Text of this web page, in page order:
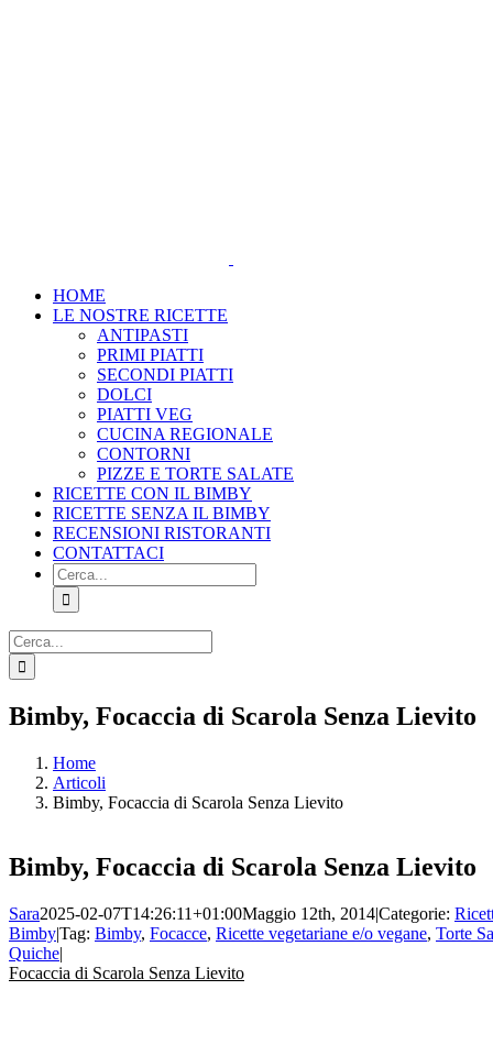
HOME
LE NOSTRE RICETTE
ANTIPASTI
PRIMI PIATTI
SECONDI PIATTI
DOLCI
PIATTI VEG
CUCINA REGIONALE
CONTORNI
PIZZE E TORTE SALATE
RICETTE CON IL BIMBY
RICETTE SENZA IL BIMBY
RECENSIONI RISTORANTI
CONTATTACI
Cerca
per:
Cerca
per:
Bimby, Focaccia di Scarola Senza Lievito
Home
Articoli
Bimby, Focaccia di Scarola Senza Lievito
Bimby, Focaccia di Scarola Senza Lievito
Sara2025-02-07T14:26:11+01:00Maggio 12th, 2014|Categorie:
Bimby|Tag: Bimby, Focacce, Ricette vegetariane e/o vegane, Torte
Quiche|
Focaccia di Scarola Senza Lievito